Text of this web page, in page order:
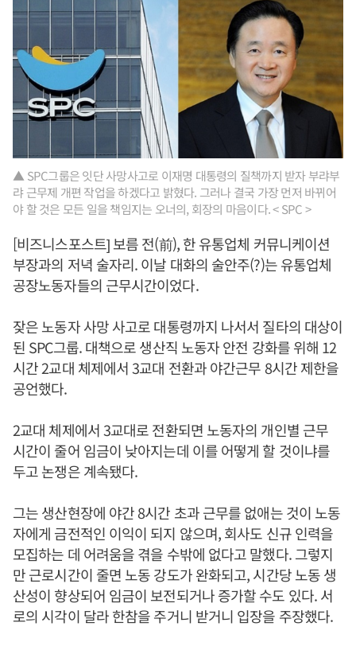
▲ SPC그룹은 잇단 사망사고로 이재명 대통령의 질책까지 받자 부랴부
랴 근무제 개편 작업을 하겠다고 밝혔다. 그러나 결국 가장 먼저 바뀌어
야 할 것은 모든 일을 책임지는 오너의, 회장의 마음이다. < SPC >
[비즈니스포스트] 보름 전(前), 한 유통업체 커뮤니케이션
부장과의 저녁 술자리. 이날 대화의 술안주(?)는 유통업체
공장노동자들의 근무시간이었다.
잦은 노동자 사망 사고로 대통령까지 나서서 질타의 대상이
된 SPC그룹. 대책으로 생산직 노동자 안전 강화를 위해 12
시간 2교대 체제에서 3교대 전환과 야간근무 8시간 제한을
공언했다.
2교대 체제에서 3교대로 전환되면 노동자의 개인별 근무
시간이 줄어 임금이 낮아지는데 이를 어떻게 할 것이냐를
두고 논쟁은 계속됐다.
그는 생산현장에 야간 8시간 초과 근무를 없애는 것이 노동
자에게 금전적인 이익이 되지 않으며, 회사도 신규 인력을
모집하는 데 어려움을 겪을 수밖에 없다고 말했다. 그렇지
만 근로시간이 줄면 노동 강도가 완화되고, 시간당 노동 생
산성이 향상되어 임금이 보전되거나 증가할 수도 있다. 서
로의 시각이 달라 한참을 주거니 받거니 입장을 주장했다.